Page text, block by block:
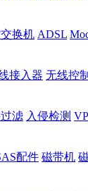
换机 ADSL
接入器 无线控
滤 入侵检测
配件 磁带机